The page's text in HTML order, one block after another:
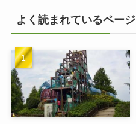
よく読まれているページ